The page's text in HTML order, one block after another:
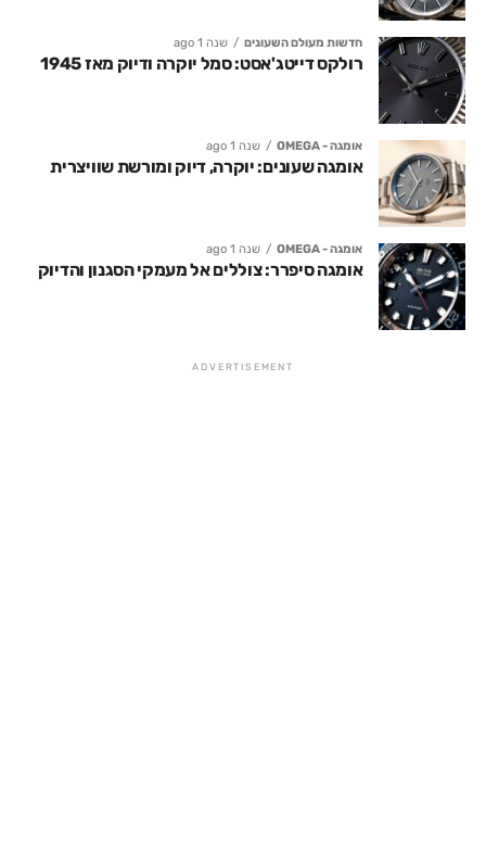
חדשות מעולם השעונים שנה 1 ago
רולקס דייטג'אסט: סמל יוקרה ודיוק מאז 1945
אומגה - OMEGA שנה 1 ago
אומגה שעונים: יוקרה, דיוק ומורשת שוויצרית
אומגה - OMEGA שנה 1 ago
אומגה סיפרר: צוללים אל מעמקי הסגנון והדיוק
ADVERTISEMENT